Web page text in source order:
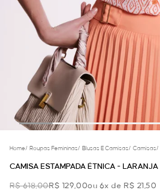
Home/ Roupas Femininas/ Blusas E Camisas/ Camisas/
CAMISA ESTAMPADA ÉTNICA - LARANJA
R$ 618,00R$ 129,00ou 6x de R$ 21,50